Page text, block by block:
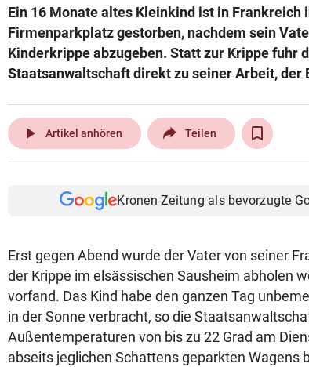
Ein 16 Monate altes Kleinkind ist in Frankreich
Firmenparkplatz gestorben, nachdem sein
Kinderkrippe abzugeben. Statt zur Krippe fuhr
Staatsanwaltschaft direkt zu seiner Arbeit, der
play_arrow Artikel anhören Teilen
Kronen Zeitung als bevorzugte
Erst gegen Abend wurde der Vater von seiner
der Krippe im elsässischen Sausheim abholen
vorfand. Das Kind habe den ganzen Tag
in der Sonne verbracht, so die
Außentemperaturen von bis zu 22 Grad am
abseits jeglichen Schattens geparkten Wagens